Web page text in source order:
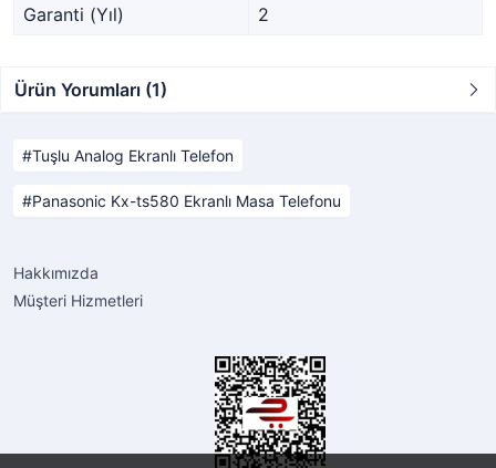
Garanti (Yıl)
2
Ürün Yorumları (1)
Tuşlu Analog Ekranlı Telefon
Panasonic Kx-ts580 Ekranlı Masa Telefonu
Hakkımızda
Müşteri Hizmetleri